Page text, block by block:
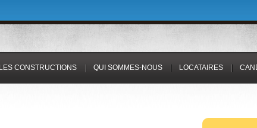
CONSTRUCTIONS QUI SOMMES-NOUS LOCATAIRES